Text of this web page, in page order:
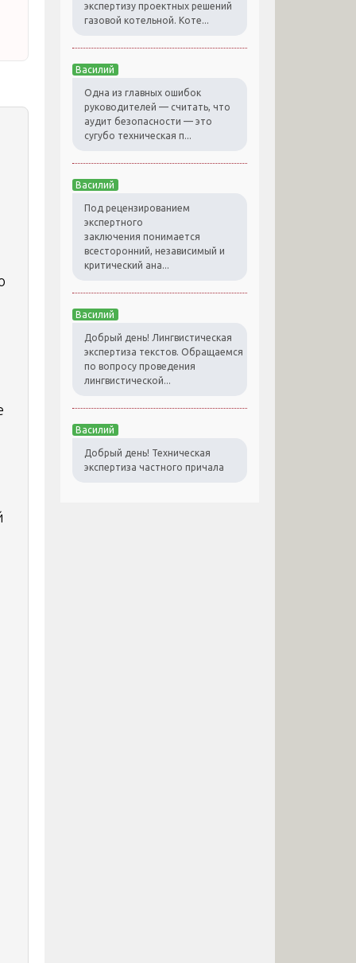
экспертизу проектных решений
газовой котельной. Коте...
Василий
Одна из главных ошибок
руководителей — считать, что
аудит безопасности — это
сугубо техническая п...
Василий
Под рецензированием
экспертного
заключения понимается
всесторонний, независимый и
критический ана...
Василий
Добрый день! Лингвистическая
экспертиза текстов. Обращаемся
по вопросу проведения
лингвистической...
Василий
Добрый день! Техническая
экспертиза частного причала